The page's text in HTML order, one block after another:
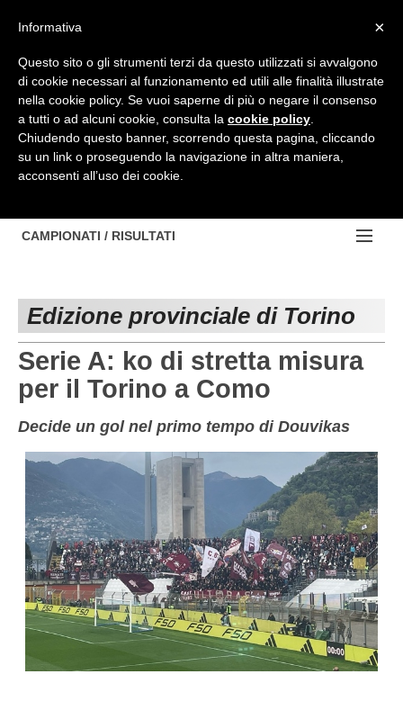
HOME
BACHECA
PROVINCE
TORINO
PINEROLO
CUNEO
ALESSANDRIA
ASTI
BIELLA
VERCELLI
VERBANO-CUSIO-OSSOIA
AOSTA
Carica la tua Rosa
NOTIZIE:
APPROFONDIMENTO
NAZIONALI
DILETTANTI
SCUOLA CALCIO
EVENTI
SHOP
CAMPIONATI / RISULTATI
NAZIONALI
REGIONALI
Edizione provinciale di Torino
Serie A: ko di stretta misura
per il Torino a Como
Decide un gol nel primo tempo di Douvikas
×
Informativa
Questo sito o gli strumenti terzi da questo utilizzati si avvalgono
di cookie necessari al funzionamento ed utili alle finalità illustrate
nella cookie policy. Se vuoi saperne di più o negare il consenso
a tutti o ad alcuni cookie, consulta la cookie policy
Chiudendo questo banner, scorrendo questa pagina, cliccando
su un link o proseguendo la navigazione in altra maniera,
acconsenti all’uso dei cookie.